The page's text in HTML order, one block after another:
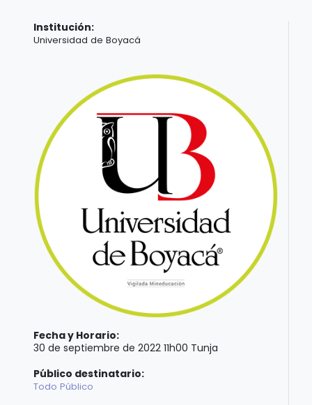
Institución:
Universidad de Boyacá
Fecha y Horario:
30 de septiembre de 2022 11h00 Tunja
Público destinatario:
Todo Público